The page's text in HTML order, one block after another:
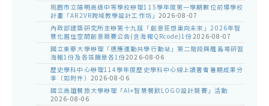
桃園市立陽明高級中等學校辦理115學年度第一學期數位前導學校
計畫「AR2VR跨域教學設計工作坊」 2026-08-07
內政部建築研究所主辦第十九屆「創意狂想巢向未來」2026年智
慧化居住空間創意競賽公告(含海報QRcode)1份2026-08-07
國立東華大學辦理「適應運動共學行動站」第二階段與離島場研習
海報1份及各區簡章各1份2026-08-06
歷史學科中心辦理114學年度歷史學科中心線上讀書會暑期成果分
享（如附件） 2026-08-06
國立高雄餐旅大學辦理「AI+智慧餐飲LOGO設計競賽」活動
2026-08-06